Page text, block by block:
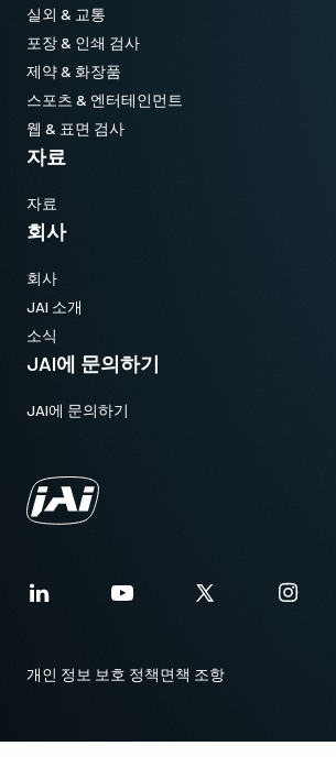
실외 & 교통
포장 & 인쇄 검사
제약 & 화장품
스포츠 & 엔터테인먼트
웹 & 표면 검사
자료
자료
회사
회사
JAI 소개
소식
JAI에 문의하기
JAI에 문의하기
개인 정보 보호 정책면책 조항